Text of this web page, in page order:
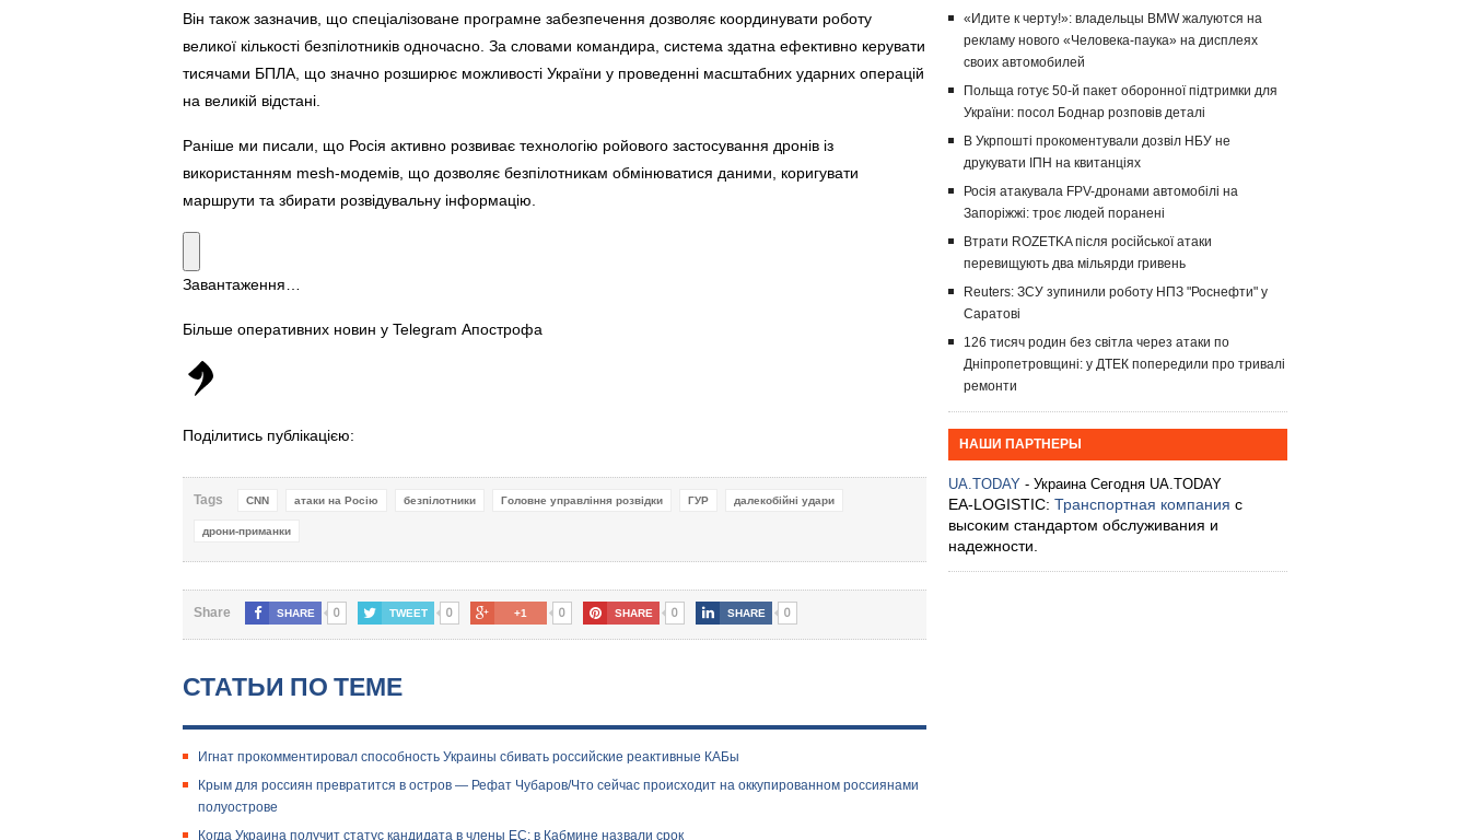
Він також зазначив, що спеціалізоване програмне забезпечення дозволяє координувати роботу
великої кількості безпілотників одночасно. За словами командира, система здатна ефективно керувати
тисячами БПЛА, що значно розширює можливості України у проведенні масштабних ударних операцій
на великій відстані.
Раніше ми писали, що Росія активно розвиває технологію ройового застосування дронів із
використанням mesh-модемів, що дозволяє безпілотникам обмінюватися даними, коригувати
маршрути та збирати розвідувальну інформацію.
Завантаження…
Більше оперативних новин у Telegram Апострофа
Поділитись публікацією:
Tags CNN атаки на Росію безпілотники Головне управління розвідки ГУР далекобійні удари
дрони-приманки
Share SHARE 0 TWEET 0 +1 0 SHARE 0 SHARE 0
СТАТЬИ ПО ТЕМЕ
Игнат прокомментировал способность Украины сбивать российские реактивные КАБы
Крым для россиян превратится в остров — Рефат Чубаров/Что сейчас происходит на оккупированном россиянами
полуострове
Когда Украина получит статус кандидата в члены ЕС: в Кабмине назвали срок
«Идите к черту!»: владельцы BMW жалуются на
рекламу нового «Человека-паука» на дисплеях
своих автомобилей
Польща готує 50-й пакет оборонної підтримки для
України: посол Боднар розповів деталі
В Укрпошті прокоментували дозвіл НБУ не
друкувати ІПН на квитанціях
Росія атакувала FPV-дронами автомобілі на
Запоріжжі: троє людей поранені
Втрати ROZETKA після російської атаки
перевищують два мільярди гривень
Reuters: ЗСУ зупинили роботу НПЗ "Роснефти" у
Саратові
126 тисяч родин без світла через атаки по
Дніпропетровщині: у ДТЕК попередили про тривалі
ремонти
НАШИ ПАРТНЕРЫ
UA.TODAY - Украина Сегодня UA.TODAY
EA-LOGISTIC: Транспортная компания с
высоким стандартом обслуживания и
надежности.